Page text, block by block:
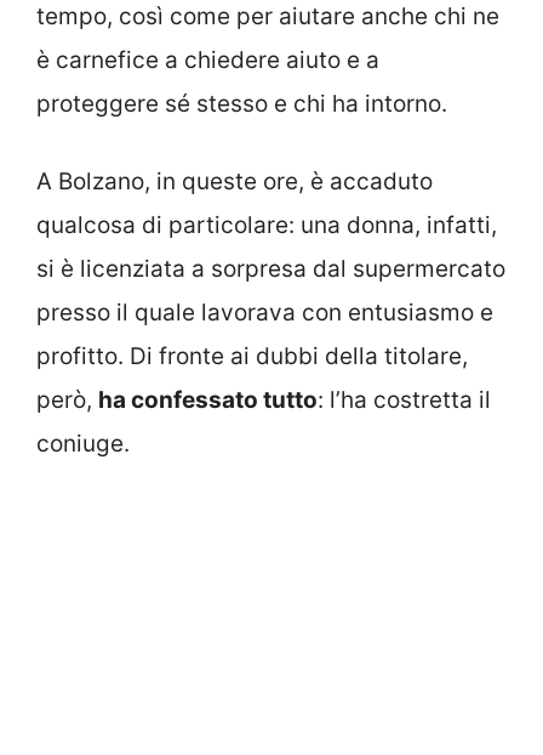
tempo, così come per aiutare anche chi ne
è carnefice a chiedere aiuto e a
proteggere sé stesso e chi ha intorno.
A Bolzano, in queste ore, è accaduto
qualcosa di particolare: una donna, infatti,
si è licenziata a sorpresa dal supermercato
presso il quale lavorava con entusiasmo e
profitto. Di fronte ai dubbi della titolare,
però, ha confessato tutto: l’ha costretta il
coniuge.